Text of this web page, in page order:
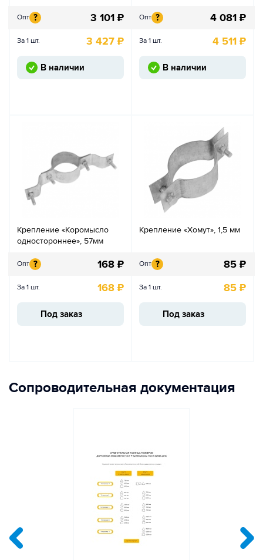
Опт ? 3 101 ₽
За 1 шт. 3 427 ₽
В наличии
Опт ? 4 081 ₽
За 1 шт. 4 511 ₽
В наличии
Крепление «Коромысло
одностороннее», 57мм
Опт ? 168 ₽
За 1 шт. 168 ₽
Под заказ
Крепление «Хомут», 1,5 мм
Опт ? 85 ₽
За 1 шт. 85 ₽
Под заказ
Сопроводительная документация